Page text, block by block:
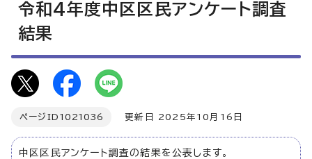
令和4年度中区区民アンケート調査
結果
ページID 1021036 更新日 2025年10月16日
中区区民アンケート調査の結果を公表します。